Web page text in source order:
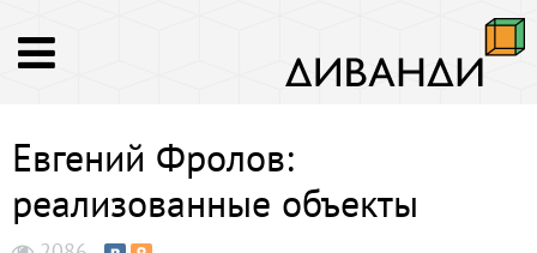
Евгений Фролов:
реализованные объекты